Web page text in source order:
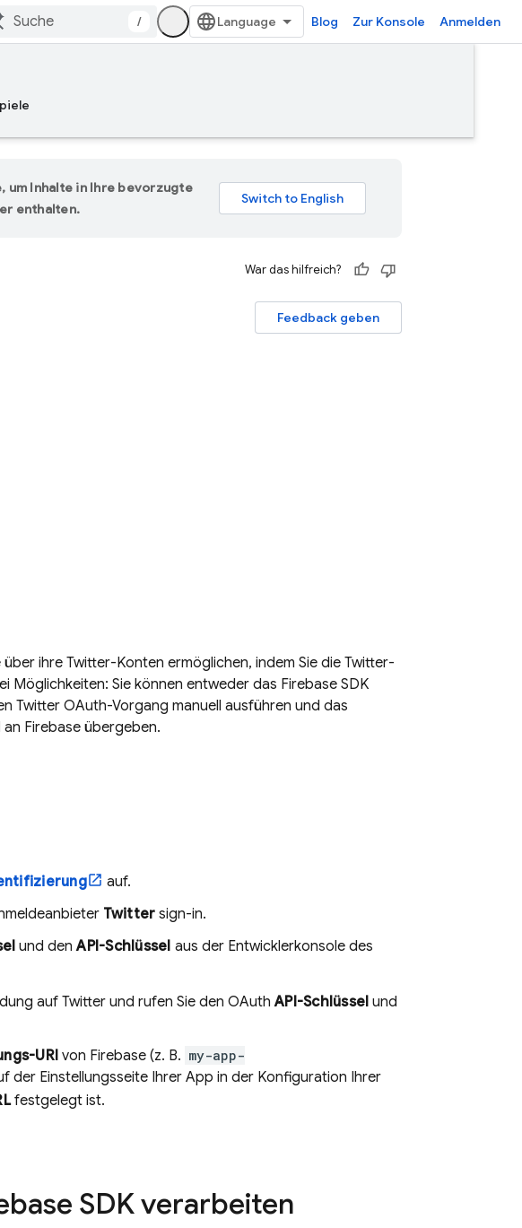
/ Blog Zur Konsole Anmelden
um Inhalte in Ihre bevorzugte
enthalten.
War das hilfreich?
Feedback geben
ihre Twitter-Konten ermöglichen, indem Sie die Twitter-
Möglichkeiten: Sie können entweder das Firebase SDK
Twitter OAuth-Vorgang manuell ausführen und das
Firebase übergeben.
auf.
Twitter sign-in.
und denAPI-Schlüssel aus der Entwicklerkonsole des
auf Twitter und rufen Sie den OAuthAPI-Schlüssel und
URI von Firebase (z. B. my-app-
der Einstellungsseite Ihrer App in der Konfiguration Ihrer
festgelegt ist.
SDK verarbeiten